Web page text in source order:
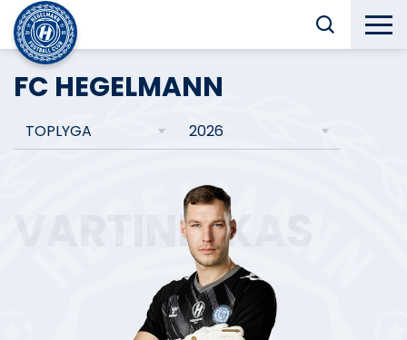
FC HEGELMANN
TOPLYGA 2026
VARTININKAS